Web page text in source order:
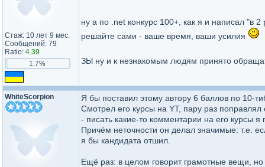
Стаж: 10 лет 9 мес.
Сообщений: 79
Ratio: 4.39
1.7%
ну а по .net конкурс 100+, как я и написал
решайте сами - ваше время, ваши усилия
ЗЫ ну и к незнакомым людям принято
WhiteScorpion
Я бы поставил этому автору 6 баллов по 10-
Смотрел его курсы на YT, пару раз
- писать какие-то комментарии на его курсы
Причём неточности он делал значимые: т.е.
я бы кандидата отшил.
Ещё раз: в целом говорит грамотные вещи,